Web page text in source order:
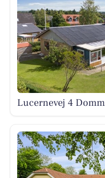
Lucernevej 4